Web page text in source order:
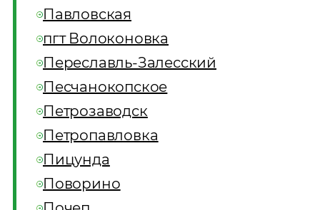
Павловская
пгт Волоконовка
Переславль-Залесский
Песчанокопское
Петрозаводск
Петропавловка
Пицунда
Поворино